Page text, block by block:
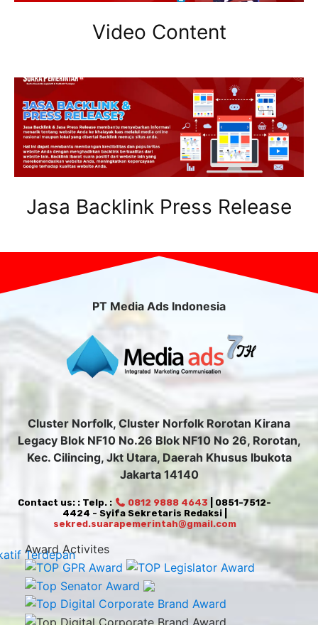
Video Content
Jasa Backlink Press Release
PT Media Ads Indonesia
Cluster Norfolk, Cluster Norfolk Rorotan Kirana
Legacy Blok NF10 No.26 Blok NF10 No 26, Rorotan,
Kec. Cilincing, Jkt Utara, Daerah Khusus Ibukota
Jakarta 14140
Contact us: : Telp. : 0812 9888 4643 | 0851-7512-
4424 - Syifa Sekretaris Redaksi |
sekred.suarapemerintah@gmail.com
Award Activites